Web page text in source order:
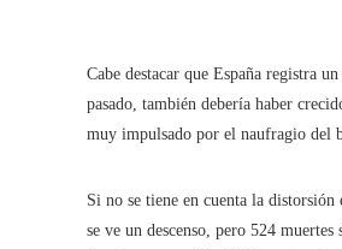
Cabe destacar que España registra
pasado, también debería haber
muy impulsado por el naufragio del
Si no se tiene en cuenta la
se ve un descenso, pero 524